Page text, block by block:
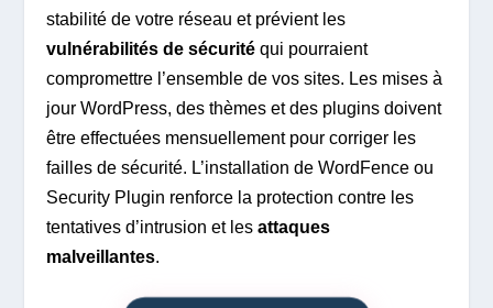
stabilité de votre réseau et prévient les
vulnérabilités de sécurité qui pourraient
compromettre l’ensemble de vos sites. Les mises à
jour WordPress, des thèmes et des plugins doivent
être effectuées mensuellement pour corriger les
failles de sécurité. L’installation de WordFence ou
Security Plugin renforce la protection contre les
tentatives d’intrusion et lesattaques
malveillantes.